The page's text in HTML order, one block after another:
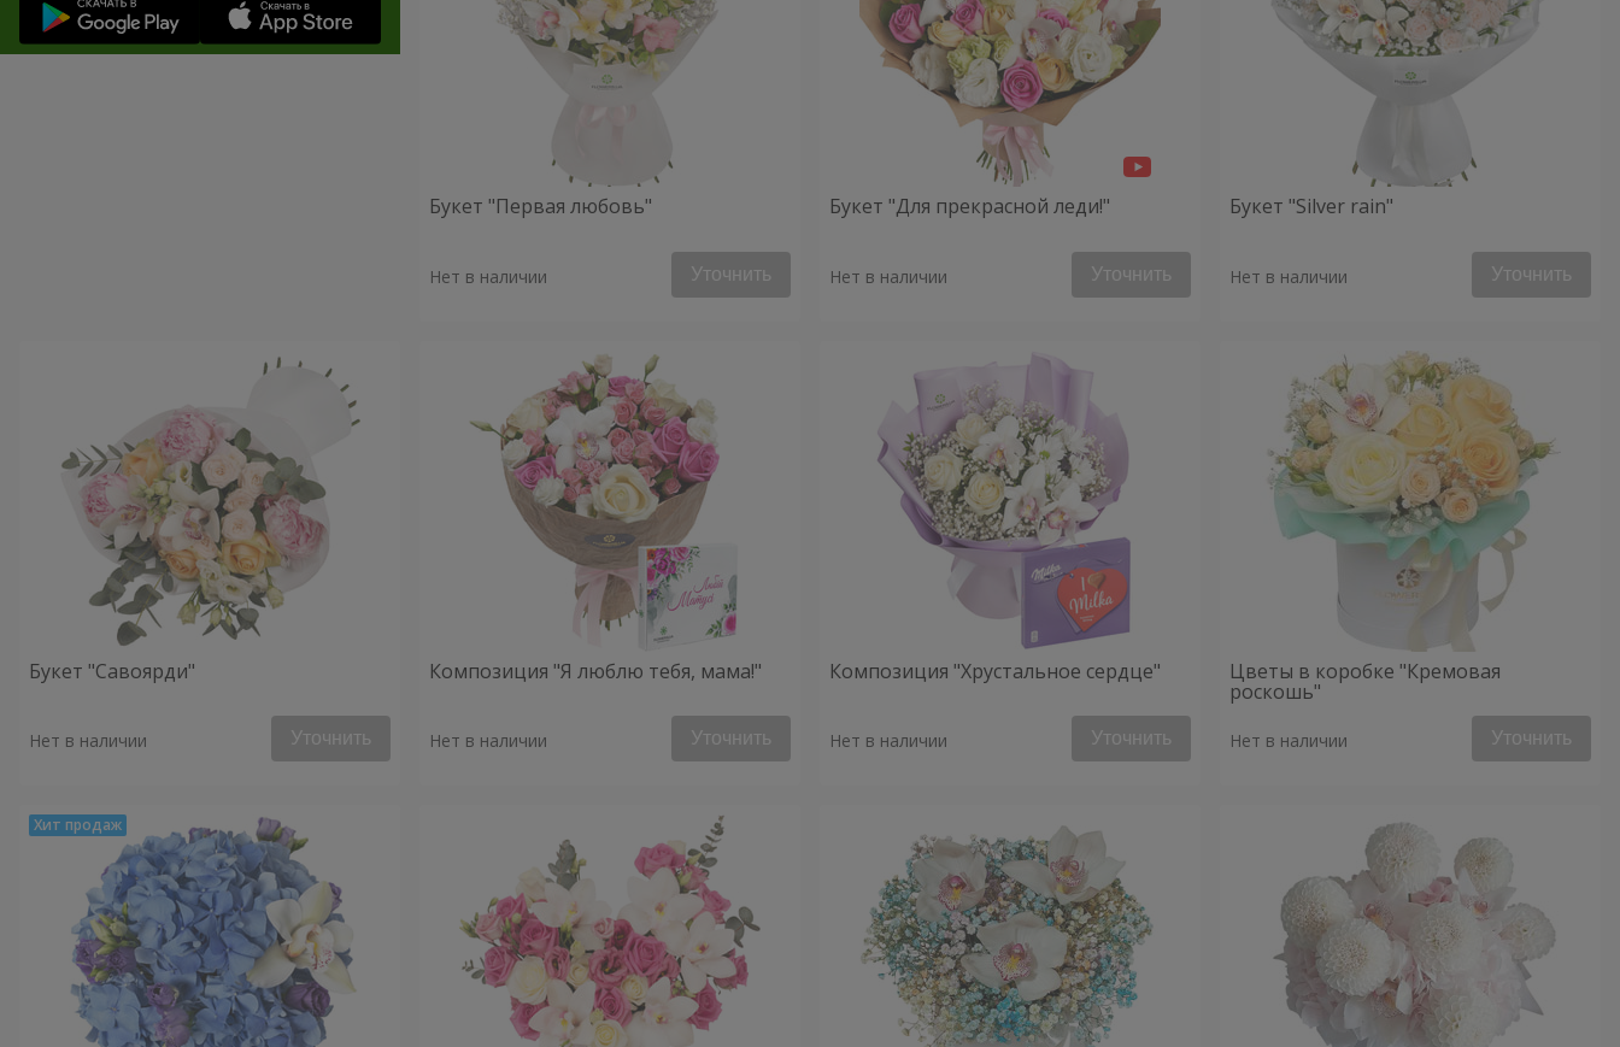
Букет "Первая любовь"
Нет в наличии Уточнить
Букет "Для прекрасной леди!"
Нет в наличии Уточнить
Букет "Silver rain"
Нет в наличии Уточнить
Букет "Савоярди"
Нет в наличии Уточнить
Композиция "Я люблю тебя, мама!"
Нет в наличии Уточнить
Композиция "Хрустальное сердце"
Нет в наличии Уточнить
Цветы в коробке "Кремовая
роскошь"
Нет в наличии Уточнить